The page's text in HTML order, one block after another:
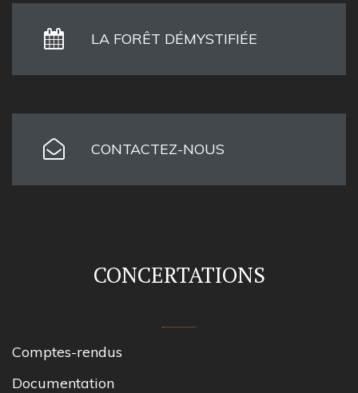
LA FORÊT DÉMYSTIFIÉE
CONTACTEZ-NOUS
CONCERTATIONS
Comptes-rendus
Documentation